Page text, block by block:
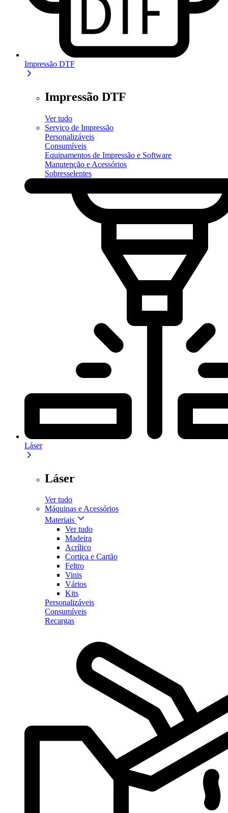
Impressão DTF
Impressão DTF
Ver tudo
Serviço de Impressão
Personalizáveis
Consumíveis
Equipamentos de Impressão e Software
Manutenção e Acessórios
Sobresselentes
Láser
Láser
Ver tudo
Máquinas e Acessórios
Materiais
Ver tudo
Madeira
Acrílico
Cortiça e Cartão
Feltro
Vinis
Vários
Kits
Personalizáveis
Consumíveis
Recargas